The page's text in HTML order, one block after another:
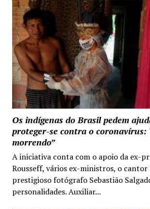
Os indígenas do Brasil pedem
proteger-se contra o coronavírus:
morrendo”
A iniciativa conta com o apoio da ex-
Rousseff, vários ex-ministros, o cantor
prestigioso fotógrafo Sebastião
personalidades. Auxiliar...